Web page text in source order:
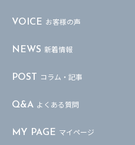
VOICE お客様の声
NEWS 新着情報
POST コラム・記事
Q&A よくある質問
MY PAGE マイページ